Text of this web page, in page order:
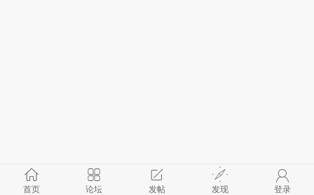
首页 论坛 发帖 发现 登录